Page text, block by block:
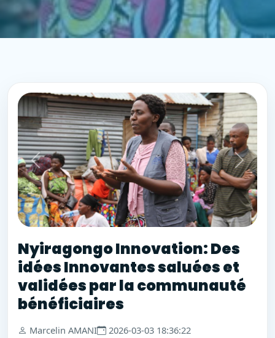
Nyiragongo Innovation: Des
idées Innovantes saluées et
validées par la communauté
bénéficiaires
Marcelin AMANI 2026-03-03 18:36:22